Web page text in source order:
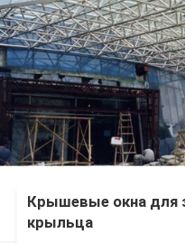
Крышевые окна для
крыльца